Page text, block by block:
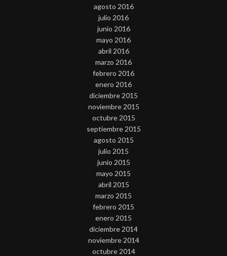
agosto 2016
julio 2016
junio 2016
mayo 2016
abril 2016
marzo 2016
febrero 2016
enero 2016
diciembre 2015
noviembre 2015
octubre 2015
septiembre 2015
agosto 2015
julio 2015
junio 2015
mayo 2015
abril 2015
marzo 2015
febrero 2015
enero 2015
diciembre 2014
noviembre 2014
octubre 2014